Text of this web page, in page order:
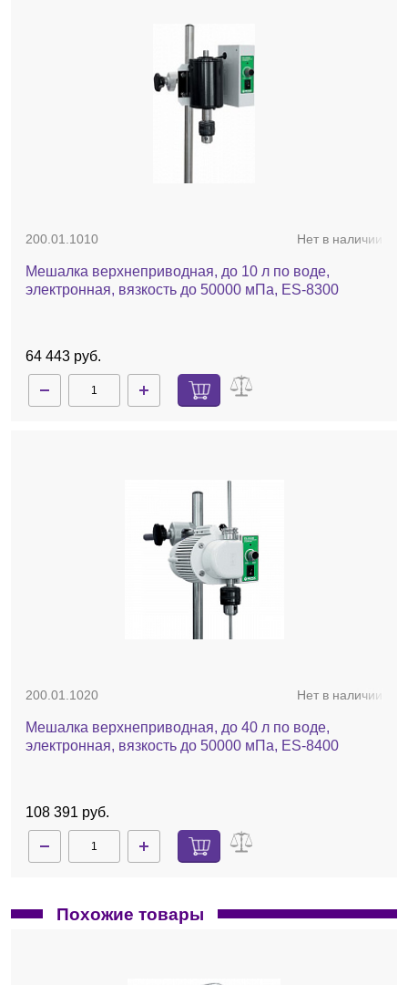
200.01.1010 Нет в наличии
Мешалка верхнеприводная, до 10 л по воде,
электронная, вязкость до 50000 мПа, ES-8300
64 443 руб.
200.01.1020 Нет в наличии
Мешалка верхнеприводная, до 40 л по воде,
электронная, вязкость до 50000 мПа, ES-8400
108 391 руб.
Похожие товары